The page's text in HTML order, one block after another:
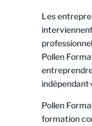
Les
Pollen
Pollen
formation